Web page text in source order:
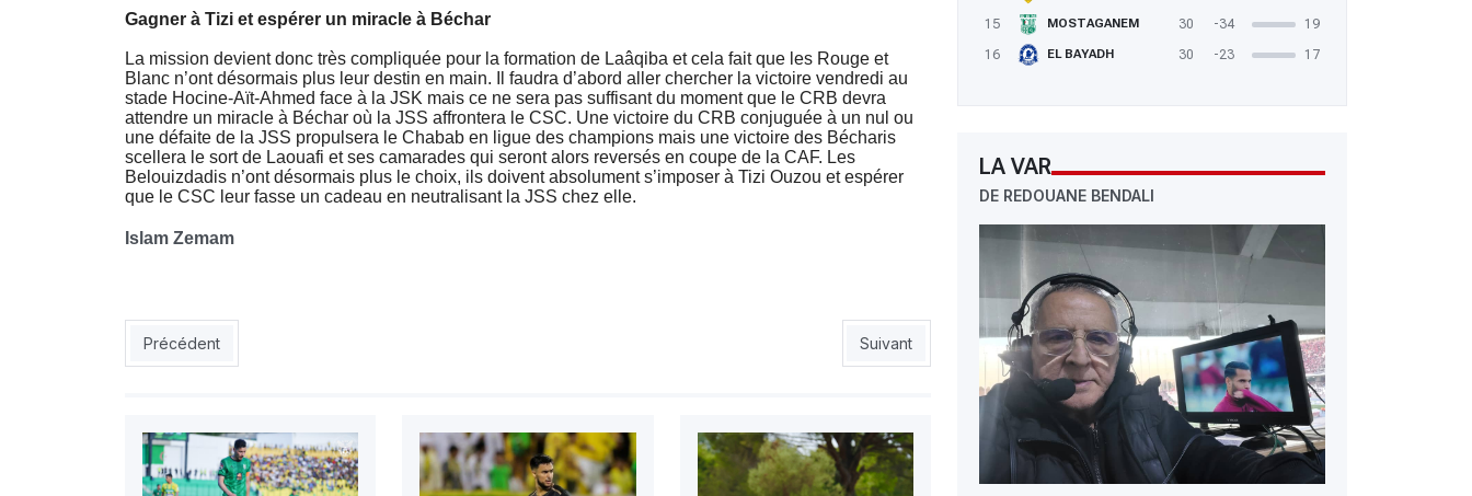
15
MOSTAGANEM 30 -34
19
16
EL BAYADH 30 -23 17
LA VAR
DE REDOUANE BENDALI
Gagner à Tizi et espérer un miracle à Béchar
La mission devient donc très compliquée pour la formation de Laâqiba et cela fait que les Rouge et
Blanc n’ont désormais plus leur destin en main. Il faudra d’abord aller chercher la victoire vendredi au
stade Hocine-Aït-Ahmed face à la JSK mais ce ne sera pas suffisant du moment que le CRB devra
attendre un miracle à Béchar où la JSS affrontera le CSC. Une victoire du CRB conjuguée à un nul ou
une défaite de la JSS propulsera le Chabab en ligue des champions mais une victoire des Bécharis
scellera le sort de Laouafi et ses camarades qui seront alors reversés en coupe de la CAF. Les
Belouizdadis n’ont désormais plus le choix, ils doivent absolument s’imposer à Tizi Ouzou et espérer
que le CSC leur fasse un cadeau en neutralisant la JSS chez elle.
Islam Zemam
Article précédent : MCA : Mehdaoui acquis !
Précédent Article suivant : USMA 1 - CRB 1 : l’USMA écœure encore le CRB
Suivant